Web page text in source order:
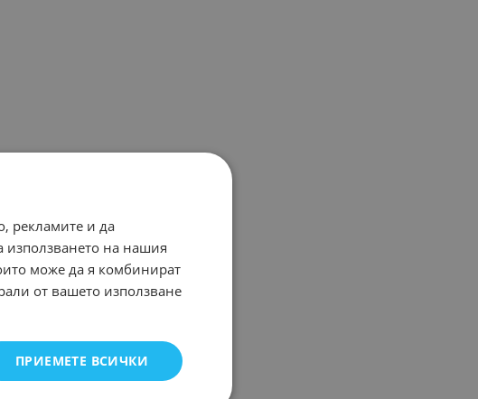
рекламите и да
на нашия
може да я комбинират
от вашето използване
ПРИЕМЕТЕ ВСИЧКИ